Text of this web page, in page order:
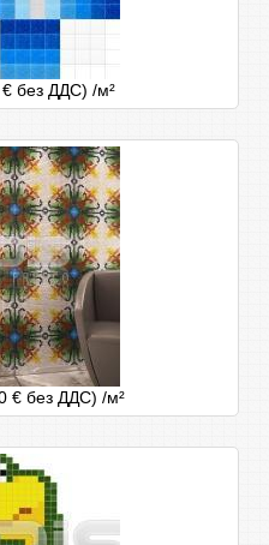
без ДДС) /м²
€ без ДДС) /м²